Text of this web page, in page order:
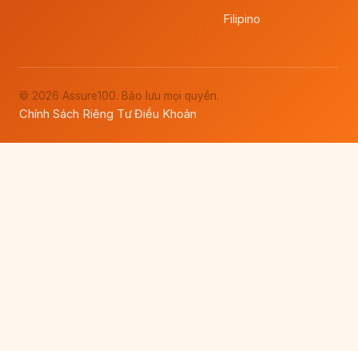
Filipino
© 2026 Assure100. Bảo lưu mọi quyền.
Chính Sách Riêng Tư·Điều Khoản